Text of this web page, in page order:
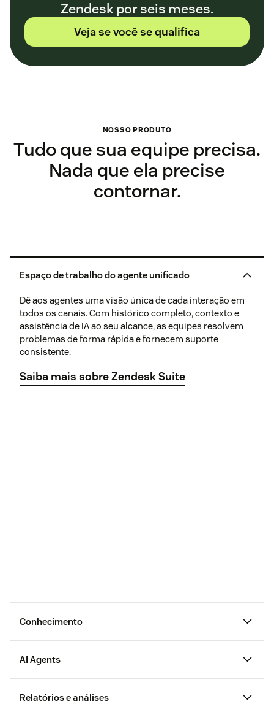
Zendesk por seis meses.
Veja se você se qualifica
NOSSO PRODUTO
Tudo que sua equipe precisa.
Nada que ela precise
contornar.
Espaço de trabalho do agente unificado
Dê aos agentes uma visão única de cada interação em
todos os canais. Com histórico completo, contexto e
assistência de IA ao seu alcance, as equipes resolvem
problemas de forma rápida e fornecem suporte
consistente.
Saiba mais sobre Zendesk Suite
Conhecimento
AI Agents
Relatórios e análises